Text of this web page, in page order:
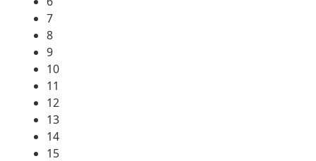
7
8
9
10
11
12
13
14
15